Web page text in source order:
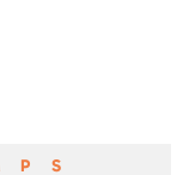
P S